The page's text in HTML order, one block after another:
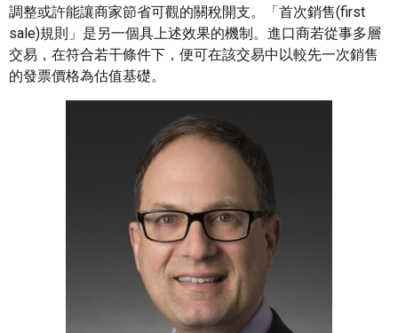
調整或許能讓商家節省可觀的關稅開支。「首次銷售(first
sale)規則」是另一個具上述效果的機制。進口商若從事多層
交易，在符合若干條件下，便可在該交易中以較先一次銷售
的發票價格為估值基礎。